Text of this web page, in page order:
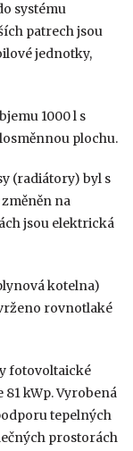
systému
patrech jsou
jednotky,
1000 l s
plochu.
(radiátory) byl s
na
jsou elektrická
kotelna)
rovnotlaké
fotovoltaické
81 kWp. Vyrobená
tepelných
prostorách